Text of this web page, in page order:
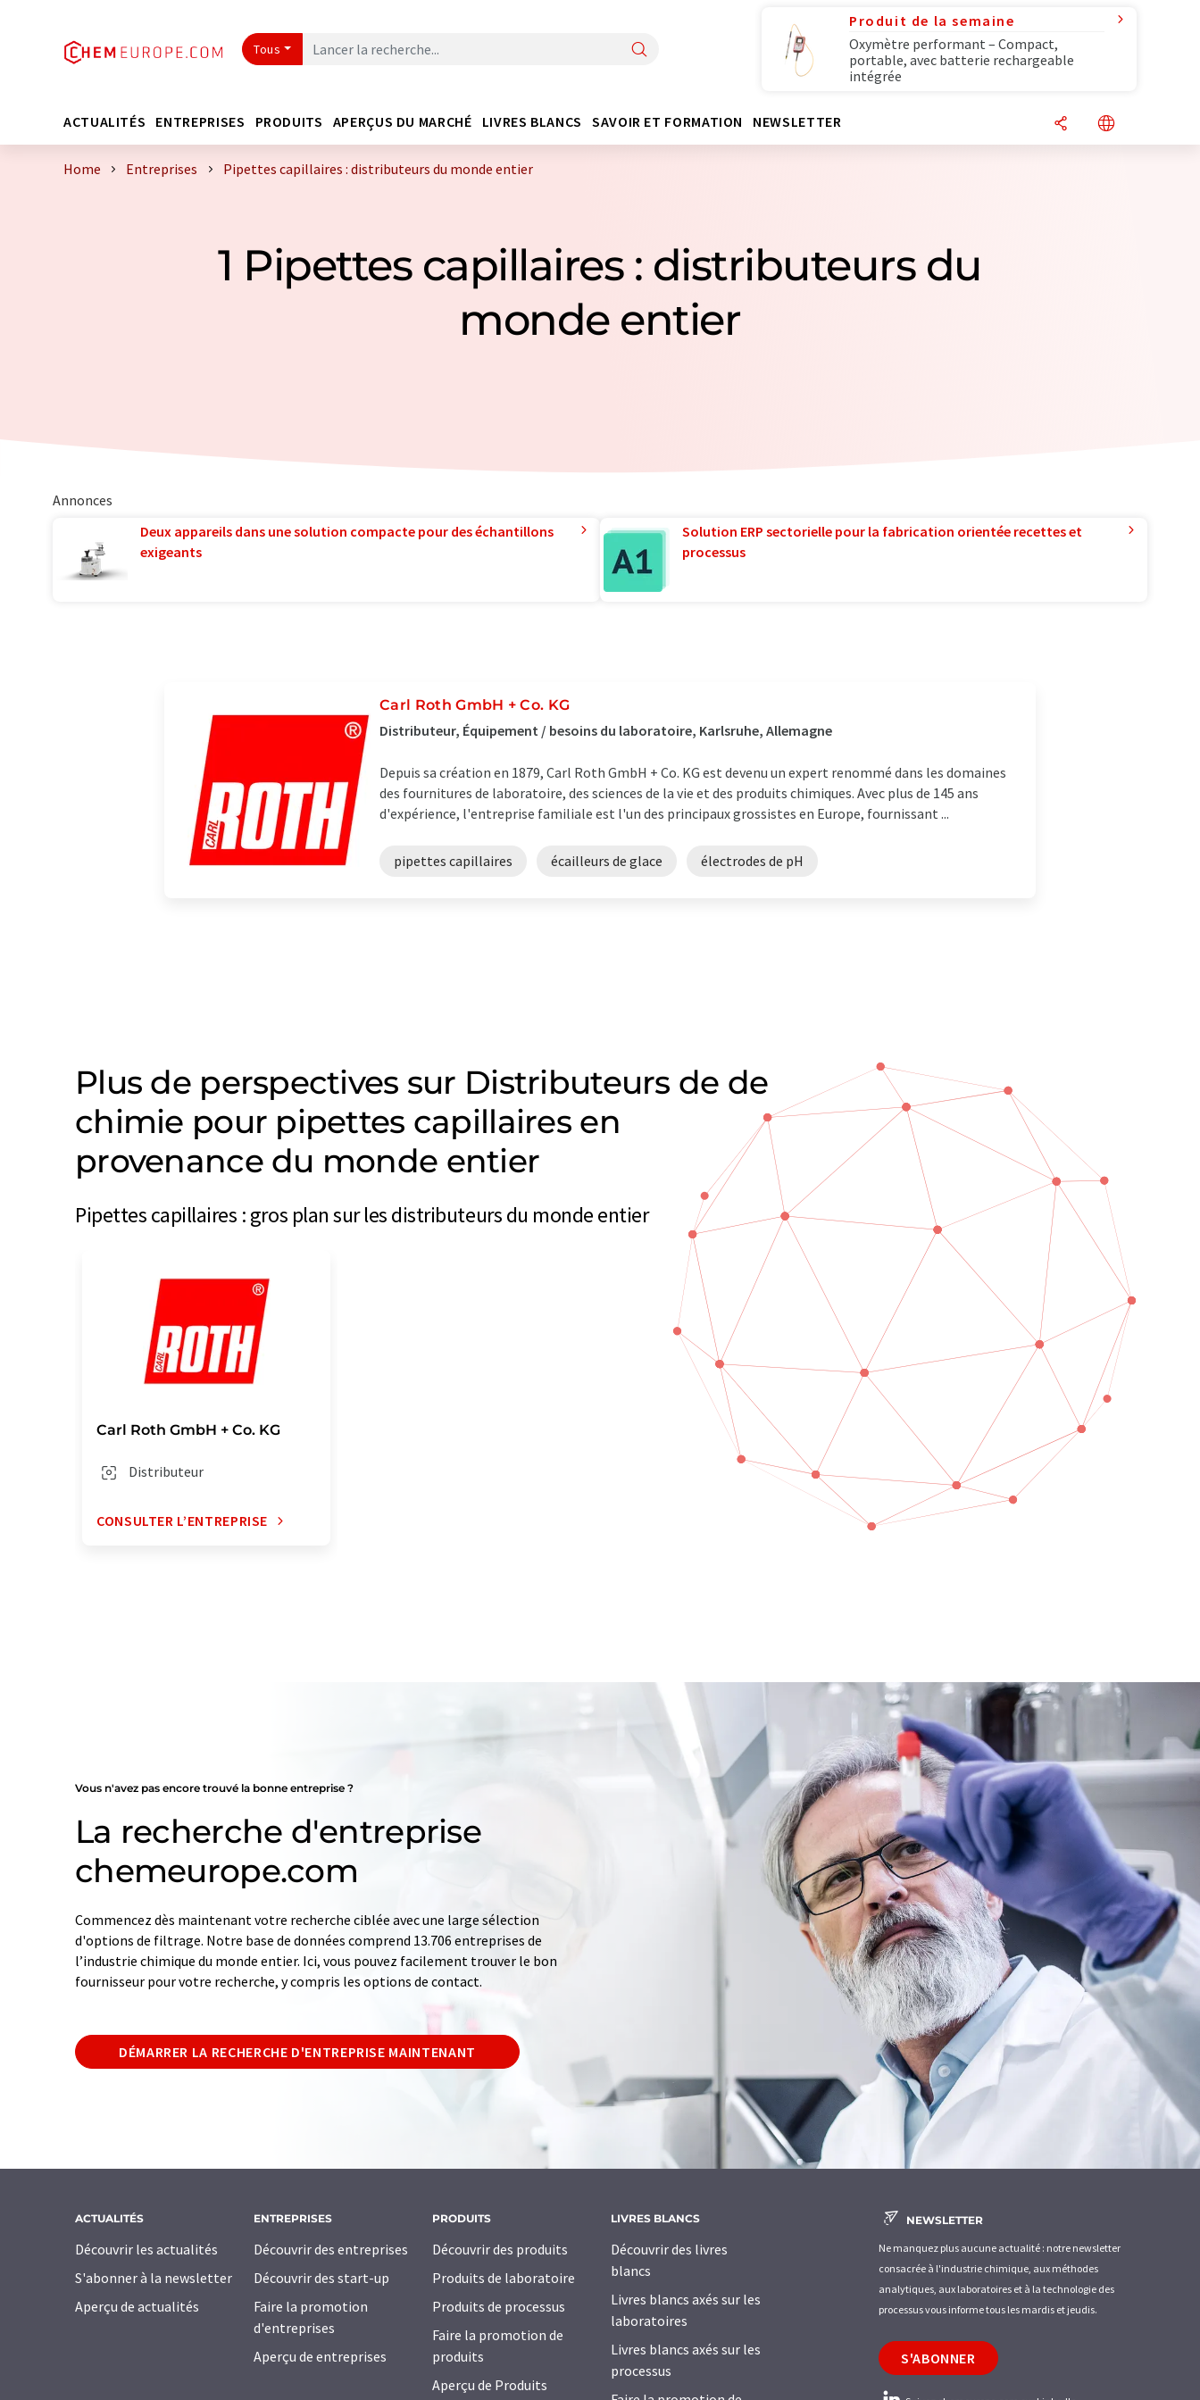
Tous
Produit de la semaine
Oxymètre performant – Compact,
portable, avec batterie rechargeable
intégrée
ACTUALITÉS ENTREPRISES PRODUITS APERÇUS DU MARCHÉ LIVRES BLANCS SAVOIR ET FORMATION NEWSLETTER
Home Entreprises Pipettes capillaires : distributeurs du monde entier
1 Pipettes capillaires : distributeurs du
monde entier
Annonces
Deux appareils dans une solution compacte pour des échantillons
exigeants
Solution ERP sectorielle pour la fabrication orientée recettes et
processus
Carl Roth GmbH + Co. KG
Distributeur, Équipement / besoins du laboratoire, Karlsruhe, Allemagne
Depuis sa création en 1879, Carl Roth GmbH + Co. KG est devenu un expert renommé dans les domaines
des fournitures de laboratoire, des sciences de la vie et des produits chimiques. Avec plus de 145 ans
d'expérience, l'entreprise familiale est l'un des principaux grossistes en Europe, fournissant ...
pipettes capillaires écailleurs de glace électrodes de pH
Plus de perspectives sur Distributeurs de de
chimie pour pipettes capillaires en
provenance du monde entier
Pipettes capillaires : gros plan sur les distributeurs du monde entier
Carl Roth GmbH + Co. KG
Distributeur
CONSULTER L’ENTREPRISE
Vous n'avez pas encore trouvé la bonne entreprise ?
La recherche d'entreprise
chemeurope.com
Commencez dès maintenant votre recherche ciblée avec une large sélection
d'options de filtrage. Notre base de données comprend 13.706 entreprises de
l’industrie chimique du monde entier. Ici, vous pouvez facilement trouver le bon
fournisseur pour votre recherche, y compris les options de contact.
DÉMARRER LA RECHERCHE D'ENTREPRISE MAINTENANT
ACTUALITÉS
Découvrir les actualités
S'abonner à la newsletter
Aperçu de actualités
ENTREPRISES
Découvrir des entreprises
Découvrir des start-up
Faire la promotion
d'entreprises
Aperçu de entreprises
PRODUITS
Découvrir des produits
Produits de laboratoire
Produits de processus
Faire la promotion de
produits
Aperçu de Produits
LIVRES BLANCS
Découvrir des livres
blancs
Livres blancs axés sur les
laboratoires
Livres blancs axés sur les
processus
NEWSLETTER
Ne manquez plus aucune actualité : notre newsletter
consacrée à l'industrie chimique, aux méthodes
analytiques, aux laboratoires et à la technologie des
processus vous informe tous les mardis et jeudis.
S'ABONNER